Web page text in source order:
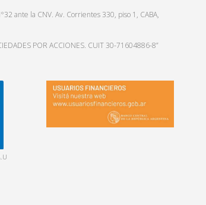
ante la CNV. Av. Corrientes 330, piso 1, CABA,
POR ACCIONES. CUIT 30-71604886-8”